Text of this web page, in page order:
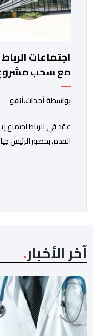
اجتماعات
مع سحب مشروع
بواسطة أحداث.أنفو
عقد في الرباط اجتماع
القدم، بحضور الرئيس
المسؤول الوحيد المباشر
آخر الأخبار